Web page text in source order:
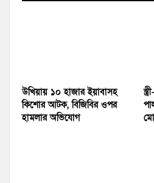
উখিয়ায় ১০ হাজার ইয়াবাসহ
কিশোর আটক, বিজিবির ওপর
হামলার অভিযোগ